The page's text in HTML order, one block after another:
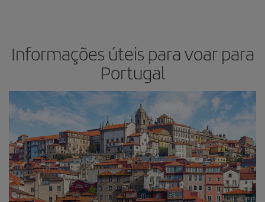
Informações úteis para voar para
Portugal